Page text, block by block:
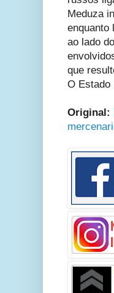
Meduza
enquanto
ao lado
que
O Estado
Original: